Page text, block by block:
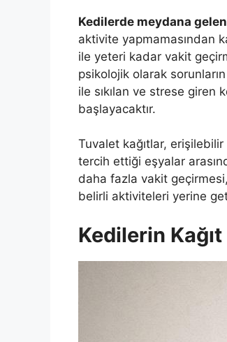
Kedilerde meydana
aktivite yapmamasından
ile yeteri kadar vakit
psikolojik olarak
ile sıkılan ve strese giren
başlayacaktır.
Tuvalet kağıtlar,
tercih ettiği eşyalar
daha fazla vakit
belirli aktiviteleri yerine
Kedilerin